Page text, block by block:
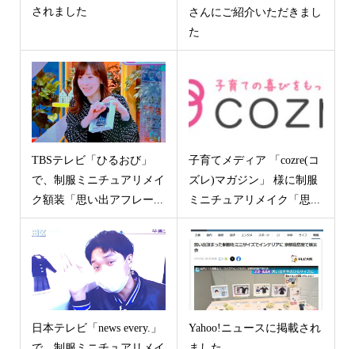
されました
さんにご紹介いただきまし
た
TBSテレビ「ひるおび」
で、制服ミニチュアリメイ
ク額装「思い出アフレー...
子育てメディア 「cozre(コ
ズレ)マガジン」 様に制服
ミニチュアリメイク「思...
日本テレビ「news every.」
Yahoo!ニュースに掲載され